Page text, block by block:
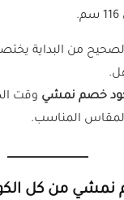
من البداية
خصم نمشي وقت
المناسب.
نمشي من كل